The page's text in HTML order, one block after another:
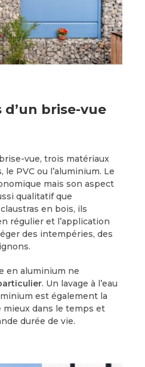
brise-vue
vue, trois matériaux
le PVC ou l’aluminium. Le
mais son aspect
qualitatif que
en bois, ils
régulier et l’application
des intempéries, des
en aluminium ne
. Un lavage à l’eau
est également la
dans le temps et
durée de vie.